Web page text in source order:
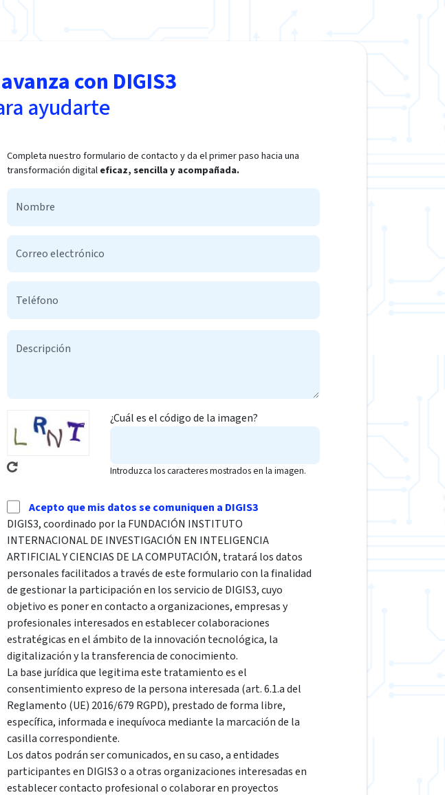
con DIGIS3
ayudarte
Completa nuestro formulario de contacto y da el primer paso hacia una
transformación digitaleficaz, sencilla y acompañada.
¿Cuál es el código de la imagen?
Introduzca los caracteres mostrados en la imagen.
Acepto que mis datos se comuniquen a DIGIS3
DIGIS3, coordinado por la FUNDACIÓN INSTITUTO
INTERNACIONAL DE INVESTIGACIÓN EN INTELIGENCIA
ARTIFICIAL Y CIENCIAS DE LA COMPUTACIÓN, tratará los datos
personales facilitados a través de este formulario con la finalidad
de gestionar la participación en los servicio de DIGIS3, cuyo
objetivo es poner en contacto a organizaciones, empresas y
profesionales interesados en establecer colaboraciones
estratégicas en el ámbito de la innovación tecnológica, la
digitalización y la transferencia de conocimiento.
La base jurídica que legitima este tratamiento es el
consentimiento expreso de la persona interesada (art. 6.1.a del
Reglamento (UE) 2016/679 RGPD), prestado de forma libre,
específica, informada e inequívoca mediante la marcación de la
casilla correspondiente.
Los datos podrán ser comunicados, en su caso, a entidades
participantes en DIGIS3 o a otras organizaciones interesadas en
establecer contacto profesional o colaborar en proyectos